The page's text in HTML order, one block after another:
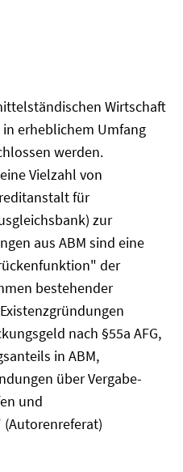
Wirtschaft
erheblichem Umfang
werden.
Vielzahl von
für
zur
aus ABM sind eine
der
bestehender
nach §55a AFG,
in ABM,
über Vergabe-
und
(Autorenreferat)